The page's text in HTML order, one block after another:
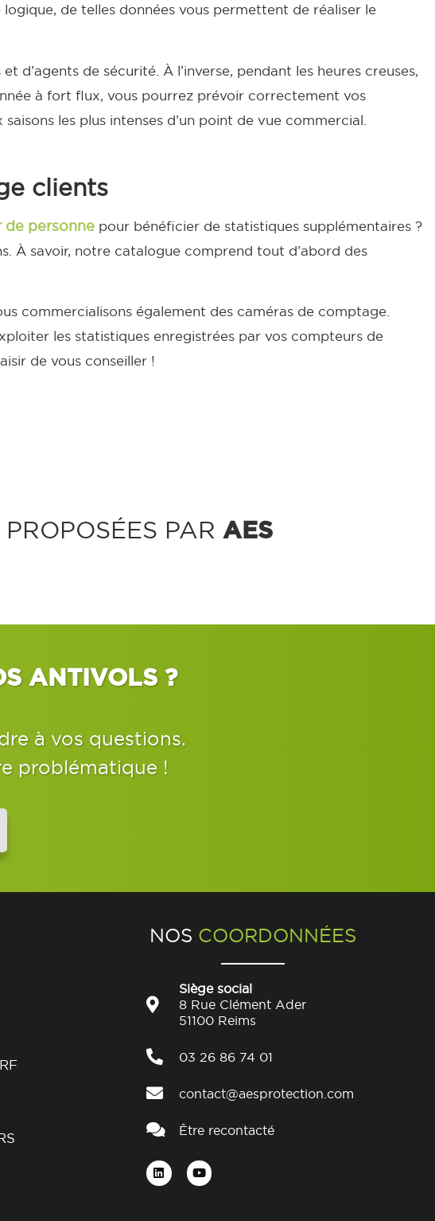
de telles données vous permettent de réaliser le
d’agents de sécurité. À l’inverse, pendant les heures creuses,
à fort flux, vous pourrez prévoir correctement vos
les plus intenses d’un point de vue commercial.
clients
de personne pour bénéficier de statistiques supplémentaires ?
À savoir, notre catalogue comprend tout d’abord des
commercialisons également des caméras de comptage.
les statistiques enregistrées par vos compteurs de
de vous conseiller !
PAR AES
ANTIVOLS ?
à vos questions.
problématique !
NOS COORDONNÉES
Siège social
8 Rue Clément Ader
51100 Reims
03 26 86 74 01
contact@aesprotection.com
Être recontacté